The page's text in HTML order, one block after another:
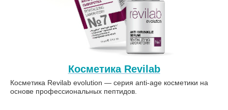
Косметика Revilab
Косметика Revilab evolution — серия anti-age косметики на
основе профессиональных пептидов.